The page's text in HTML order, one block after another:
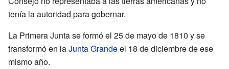
tenía la autoridad para gobernar.
La Primera Junta se formó el 25 de mayo de 1810 y se
transformó en laJunta Grandeel 18 de diciembre de ese
mismo año.